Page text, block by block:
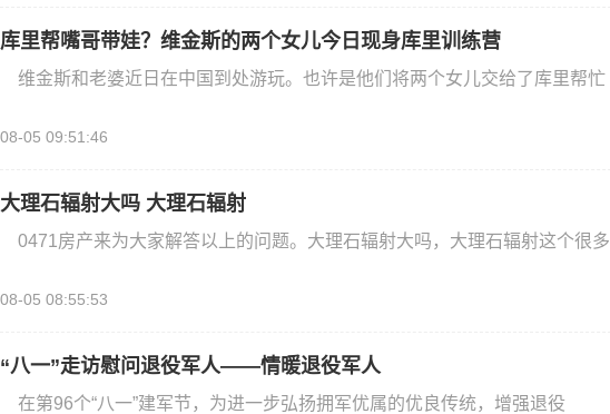
库里帮嘴哥带娃？维金斯的两个女儿今日现身库里训练营
维金斯和老婆近日在中国到处游玩。也许是他们将两个女儿交给了库里帮忙
08-05 09:51:46
大理石辐射大吗 大理石辐射
0471房产来为大家解答以上的问题。大理石辐射大吗，大理石辐射这个很多
08-05 08:55:53
“八一”走访慰问退役军人——情暖退役军人
在第96个“八一”建军节，为进一步弘扬拥军优属的优良传统，增强退役